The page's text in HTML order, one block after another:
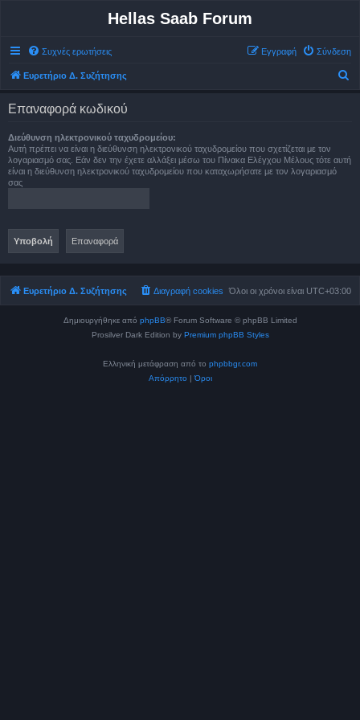
Hellas Saab Forum
Συχνές ερωτήσεις Σύνδεση
Εγγραφή
Ευρετήριο Δ. Συζήτησης
Επαναφορά κωδικού
Διεύθυνση ηλεκτρονικού ταχυδρομείου:
Αυτή πρέπει να είναι η διεύθυνση ηλεκτρονικού ταχυδρομείου που σχετίζεται με τον
λογαριασμό σας. Εάν δεν την έχετε αλλάξει μέσω του Πίνακα Ελέγχου Μέλους τότε αυτή
είναι η διεύθυνση ηλεκτρονικού ταχυδρομείου που καταχωρήσατε με τον λογαριασμό
σας
Ευρετήριο Δ. Συζήτησης Όλοι οι χρόνοι είναι UTC+03:00
Διαγραφή cookies
Δημιουργήθηκε από phpBB® Forum Software © phpBB Limited
Prosilver Dark Edition by Premium phpBB Styles
Ελληνική μετάφραση από το phpbbgr.com
Απόρρητο |Όροι